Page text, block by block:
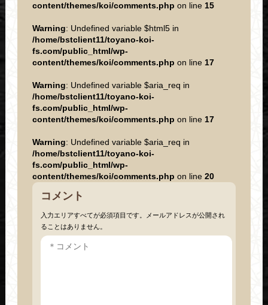
content/themes/koi/comments.php on line 15
Warning: Undefined variable $html5 in
/home/bstclient11/toyano-koi-
fs.com/public_html/wp-
content/themes/koi/comments.php on line 17
Warning: Undefined variable $aria_req in
/home/bstclient11/toyano-koi-
fs.com/public_html/wp-
content/themes/koi/comments.php on line 17
Warning: Undefined variable $aria_req in
/home/bstclient11/toyano-koi-
fs.com/public_html/wp-
content/themes/koi/comments.php on line 20
コメント
入力エリアすべてが必須項目です。メールアドレスが公開され
ることはありません。